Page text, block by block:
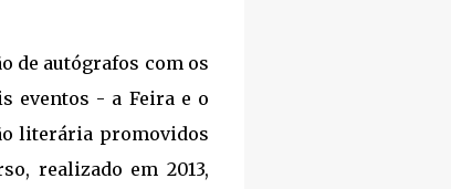
de autógrafos com os
eventos - a Feira e o
literária promovidos
realizado em 2013,